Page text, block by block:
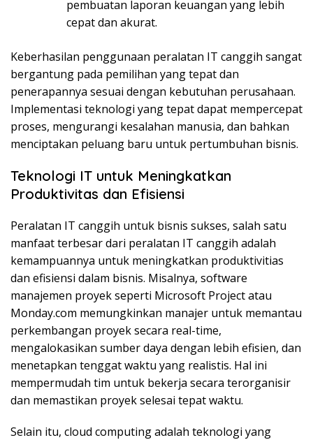
pembuatan laporan keuangan yang lebih
cepat dan akurat.
Keberhasilan penggunaan peralatan IT canggih sangat
bergantung pada pemilihan yang tepat dan
penerapannya sesuai dengan kebutuhan perusahaan.
Implementasi teknologi yang tepat dapat mempercepat
proses, mengurangi kesalahan manusia, dan bahkan
menciptakan peluang baru untuk pertumbuhan bisnis.
Teknologi IT untuk Meningkatkan
Produktivitas dan Efisiensi
Peralatan IT canggih untuk bisnis sukses, salah satu
manfaat terbesar dari peralatan IT canggih adalah
kemampuannya untuk meningkatkan produktivitias
dan efisiensi dalam bisnis. Misalnya, software
manajemen proyek seperti Microsoft Project atau
Monday.com memungkinkan manajer untuk memantau
perkembangan proyek secara real-time,
mengalokasikan sumber daya dengan lebih efisien, dan
menetapkan tenggat waktu yang realistis. Hal ini
mempermudah tim untuk bekerja secara terorganisir
dan memastikan proyek selesai tepat waktu.
Selain itu, cloud computing adalah teknologi yang